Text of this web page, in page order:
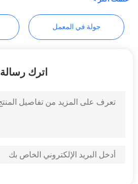
جولة في المعمل
اترك رسالة